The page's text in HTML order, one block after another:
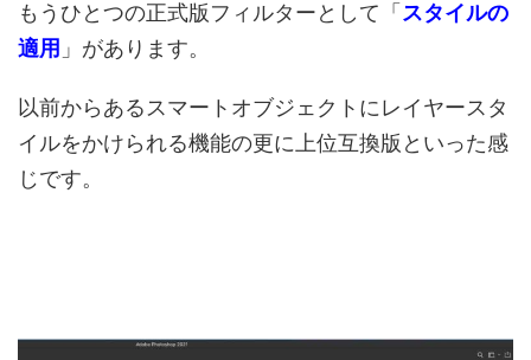
もうひとつの正式版フィルターとして「 スタイルの
適用 」があります。
以前からあるスマートオブジェクトにレイヤースタ
イルをかけられる機能の更に上位互換版といった感
じです。